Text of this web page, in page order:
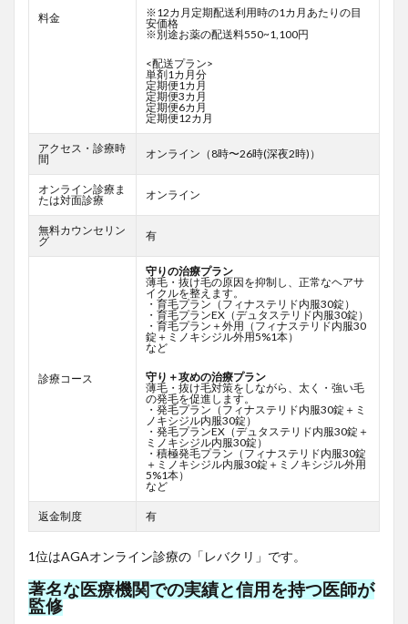
料金
※12カ月定期配送利用時の1カ月あたりの目
安価格
※別途お薬の配送料550~1,100円
<配送プラン>
単剤1カ月分
定期便1カ月
定期便3カ月
定期便6カ月
定期便12カ月
アクセス・診療時
間
オンライン（8時〜26時(深夜2時)）
オンライン診療ま
たは対面診療
オンライン
無料カウンセリン
グ
有
診療コース
守りの治療プラン
薄毛・抜け毛の原因を抑制し、正常なヘアサ
イクルを整えます。
・育毛プラン（フィナステリド内服30錠）
・育毛プランEX（デュタステリド内服30錠）
・育毛プラン＋外用（フィナステリド内服30
錠＋ミノキシジル外用5%1本）
など
守り＋攻めの治療プラン
薄毛・抜け毛対策をしながら、太く・強い毛
の発毛を促進します。
・発毛プラン（フィナステリド内服30錠＋ミ
ノキシジル内服30錠）
・発毛プランEX（デュタステリド内服30錠＋
ミノキシジル内服30錠）
・積極発毛プラン（フィナステリド内服30錠
＋ミノキシジル内服30錠＋ミノキシジル外用
5%1本）
など
返金制度 有
1位はAGAオンライン診療の「レバクリ」です。
著名な医療機関での実績と信用を持つ医師が
監修